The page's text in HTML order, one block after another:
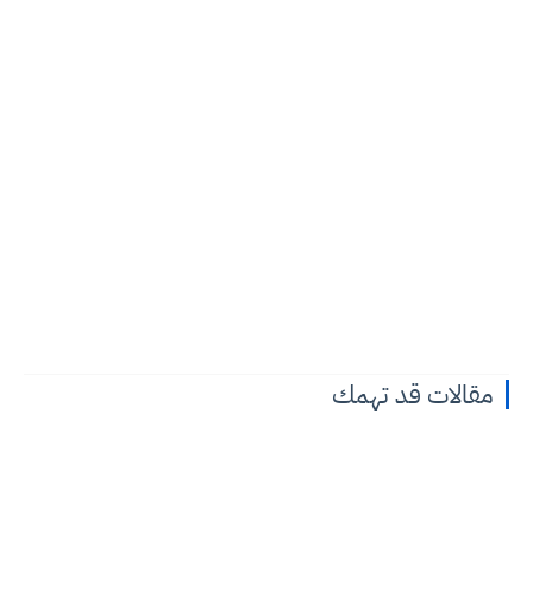
مقالات قد تهمك